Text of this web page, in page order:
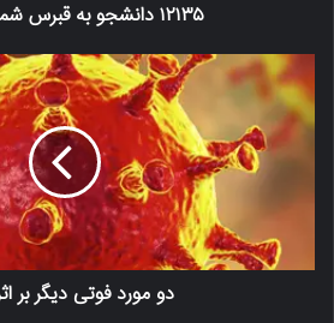
۱۲۱۳۵ دانشجو به قبرس شمالی آمدند
دو مورد فوتی دیگر بر